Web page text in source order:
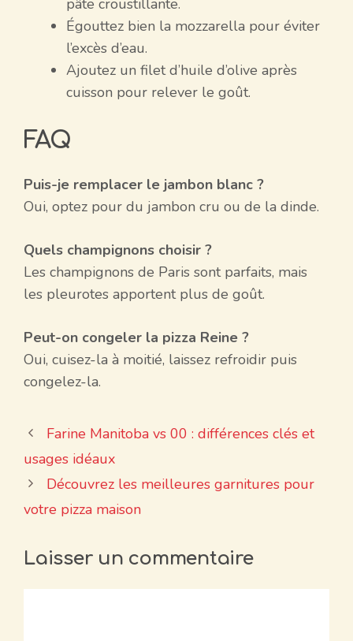
pâte croustillante.
Égouttez bien la mozzarella pour éviter
l’excès d’eau.
Ajoutez un filet d’huile d’olive après
cuisson pour relever le goût.
FAQ
Puis-je remplacer le jambon blanc ?
Oui, optez pour du jambon cru ou de la dinde.
Quels champignons choisir ?
Les champignons de Paris sont parfaits, mais
les pleurotes apportent plus de goût.
Peut-on congeler la pizza Reine ?
Oui, cuisez-la à moitié, laissez refroidir puis
congelez-la.
Farine Manitoba vs 00 : différences clés et
usages idéaux
Découvrez les meilleures garnitures pour
votre pizza maison
Laisser un commentaire